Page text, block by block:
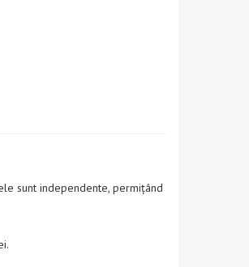
sunt independente, permițând